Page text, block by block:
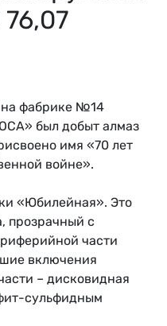
на фабрике №14
был добыт алмаз
имя «70 лет
войне».
«Юбилейная». Это
прозрачный с
части
включения
– дисковидная
сульфидным